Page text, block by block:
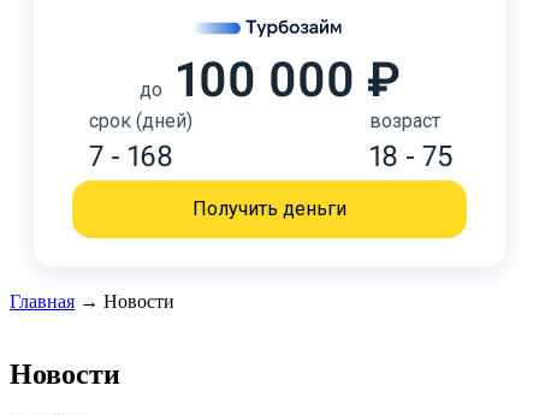
до 100 000 ₽
срок (дней)
7 - 168
возраст
18 - 75
Получить деньги
Главная → Новости
Новости